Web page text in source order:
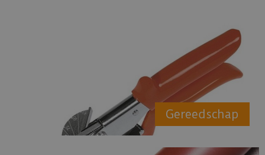
Gereedschap